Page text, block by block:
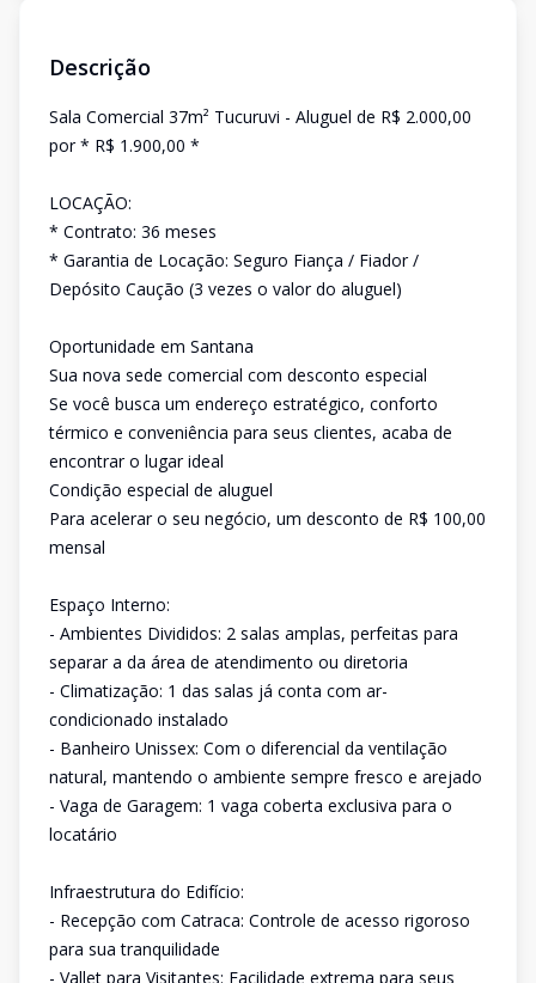
Descrição
Sala Comercial 37m² Tucuruvi - Aluguel de R$ 2.000,00
por * R$ 1.900,00 *
LOCAÇÃO:
* Contrato: 36 meses
* Garantia de Locação: Seguro Fiança / Fiador /
Depósito Caução (3 vezes o valor do aluguel)
Oportunidade em Santana
Sua nova sede comercial com desconto especial
Se você busca um endereço estratégico, conforto
térmico e conveniência para seus clientes, acaba de
encontrar o lugar ideal
Condição especial de aluguel
Para acelerar o seu negócio, um desconto de R$ 100,00
mensal
Espaço Interno:
- Ambientes Divididos: 2 salas amplas, perfeitas para
separar a da área de atendimento ou diretoria
- Climatização: 1 das salas já conta com ar-
condicionado instalado
- Banheiro Unissex: Com o diferencial da ventilação
natural, mantendo o ambiente sempre fresco e arejado
- Vaga de Garagem: 1 vaga coberta exclusiva para o
locatário
Infraestrutura do Edifício:
- Recepção com Catraca: Controle de acesso rigoroso
para sua tranquilidade
- Vallet para Visitantes: Facilidade extrema para seus